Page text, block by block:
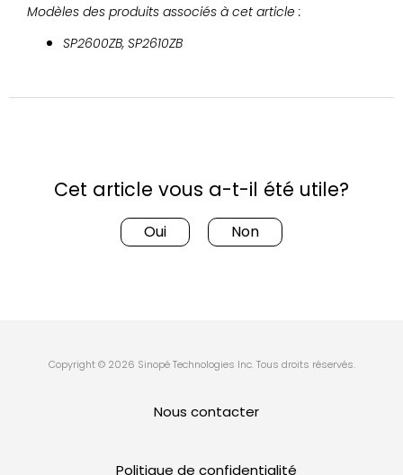
Modèles des produits associés à cet article :
SP2600ZB, SP2610ZB
Cet article vous a-t-il été utile?
Oui Non
Copyright © 2026 Sinopé Technologies Inc. Tous droits réservés.
Nous contacter
Politique de confidentialité